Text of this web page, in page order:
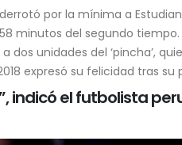
derrotó por la mínima a
minutos del segundo
dos unidades del ‘pincha’,
expresó su felicidad tras
indicó el futbolista
México
Castillo y
en
sí recibió”
5 de agosto de 2026
Keiko
León XIV:
esperanza para el